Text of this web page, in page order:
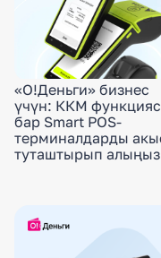
«О!Деньги» бизнес
үчүн: ККМ
бар Smart POS-
терминалдарды
туташтырып алыңыз